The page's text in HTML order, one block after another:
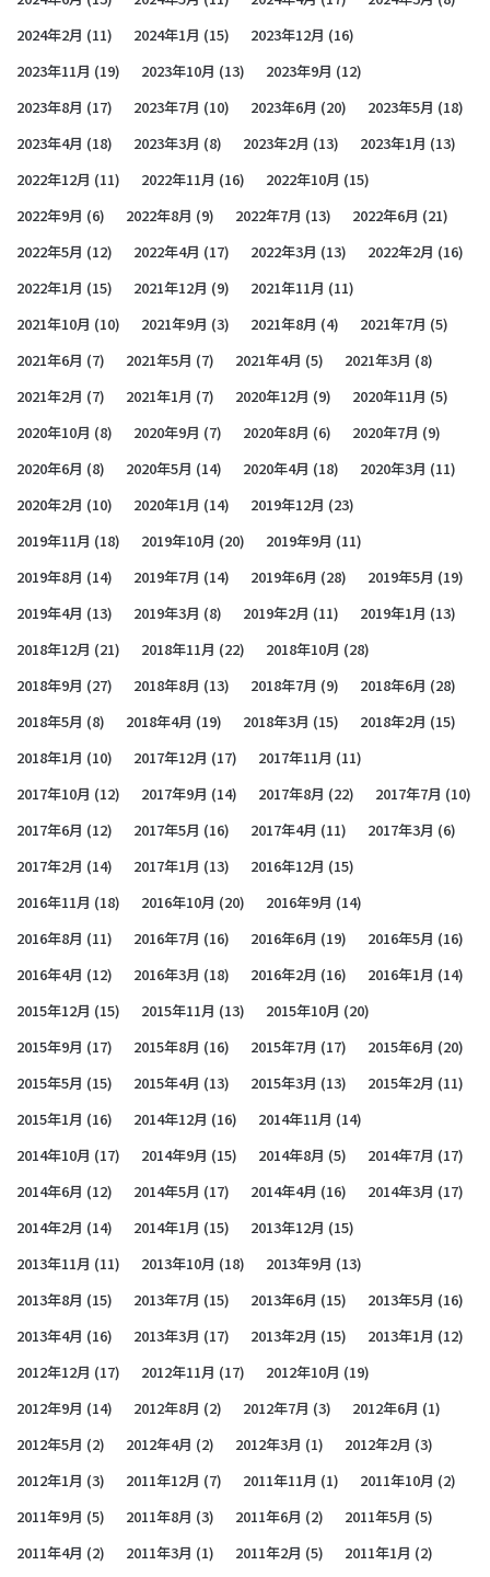
2024年2月 (11) 2024年1月 (15) 2023年12月 (16)
2023年11月 (19) 2023年10月 (13) 2023年9月 (12)
2023年8月 (17) 2023年7月 (10) 2023年6月 (20) 2023年5月 (18)
2023年4月 (18) 2023年3月 (8) 2023年2月 (13) 2023年1月 (13)
2022年12月 (11) 2022年11月 (16) 2022年10月 (15)
2022年9月 (6) 2022年8月 (9) 2022年7月 (13) 2022年6月 (21)
2022年5月 (12) 2022年4月 (17) 2022年3月 (13) 2022年2月 (16)
2022年1月 (15) 2021年12月 (9) 2021年11月 (11)
2021年10月 (10) 2021年9月 (3) 2021年8月 (4) 2021年7月 (5)
2021年6月 (7) 2021年5月 (7) 2021年4月 (5) 2021年3月 (8)
2021年2月 (7) 2021年1月 (7) 2020年12月 (9) 2020年11月 (5)
2020年10月 (8) 2020年9月 (7) 2020年8月 (6) 2020年7月 (9)
2020年6月 (8) 2020年5月 (14) 2020年4月 (18) 2020年3月 (11)
2020年2月 (10) 2020年1月 (14) 2019年12月 (23)
2019年11月 (18) 2019年10月 (20) 2019年9月 (11)
2019年8月 (14) 2019年7月 (14) 2019年6月 (28) 2019年5月 (19)
2019年4月 (13) 2019年3月 (8) 2019年2月 (11) 2019年1月 (13)
2018年12月 (21) 2018年11月 (22) 2018年10月 (28)
2018年9月 (27) 2018年8月 (13) 2018年7月 (9) 2018年6月 (28)
2018年5月 (8) 2018年4月 (19) 2018年3月 (15) 2018年2月 (15)
2018年1月 (10) 2017年12月 (17) 2017年11月 (11)
2017年10月 (12) 2017年9月 (14) 2017年8月 (22) 2017年7月 (10)
2017年6月 (12) 2017年5月 (16) 2017年4月 (11) 2017年3月 (6)
2017年2月 (14) 2017年1月 (13) 2016年12月 (15)
2016年11月 (18) 2016年10月 (20) 2016年9月 (14)
2016年8月 (11) 2016年7月 (16) 2016年6月 (19) 2016年5月 (16)
2016年4月 (12) 2016年3月 (18) 2016年2月 (16) 2016年1月 (14)
2015年12月 (15) 2015年11月 (13) 2015年10月 (20)
2015年9月 (17) 2015年8月 (16) 2015年7月 (17) 2015年6月 (20)
2015年5月 (15) 2015年4月 (13) 2015年3月 (13) 2015年2月 (11)
2015年1月 (16) 2014年12月 (16) 2014年11月 (14)
2014年10月 (17) 2014年9月 (15) 2014年8月 (5) 2014年7月 (17)
2014年6月 (12) 2014年5月 (17) 2014年4月 (16) 2014年3月 (17)
2014年2月 (14) 2014年1月 (15) 2013年12月 (15)
2013年11月 (11) 2013年10月 (18) 2013年9月 (13)
2013年8月 (15) 2013年7月 (15) 2013年6月 (15) 2013年5月 (16)
2013年4月 (16) 2013年3月 (17) 2013年2月 (15) 2013年1月 (12)
2012年12月 (17) 2012年11月 (17) 2012年10月 (19)
2012年9月 (14) 2012年8月 (2) 2012年7月 (3) 2012年6月 (1)
2012年5月 (2) 2012年4月 (2) 2012年3月 (1) 2012年2月 (3)
2012年1月 (3) 2011年12月 (7) 2011年11月 (1) 2011年10月 (2)
2011年9月 (5) 2011年8月 (3) 2011年6月 (2) 2011年5月 (5)
2011年4月 (2) 2011年3月 (1) 2011年2月 (5) 2011年1月 (2)